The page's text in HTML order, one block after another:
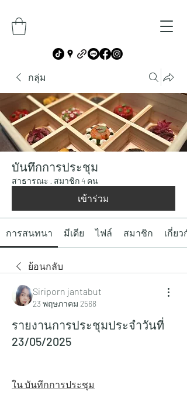
กลุ่ม
บันทึกการประชุม
สาธารณะ · สมาชิก 4 คน
เข้าร่วม
การสนทนา มีเดีย ไฟล์ สมาชิก เกี่ยว
ย้อนกลับ
Siriporn jantabut
23 พฤษภาคม 2568
รายงานการประชุมประจำวันที่
23/05/2025
ใน บันทึกการประชุม